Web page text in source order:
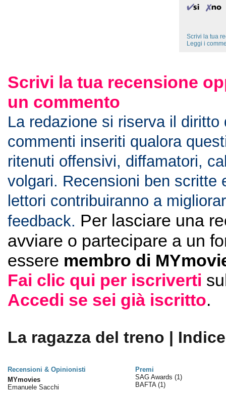
Scrivi la tua
Leggi i
Scrivi la tua recensione
un commento
La redazione si riserva il diritto
commenti inseriti qualora
ritenuti offensivi, diffamatori,
volgari. Recensioni ben scritte
lettori contribuiranno a
feedback. Per lasciare una
avviare o partecipare a un
essere membro di
Fai clic qui per iscriverti
Accedi se sei già iscritto.
La ragazza del treno | Indice
Recensioni & Opinionisti
Premi
MYmovies
Emanuele Sacchi
SAG Awards (1)
BAFTA (1)